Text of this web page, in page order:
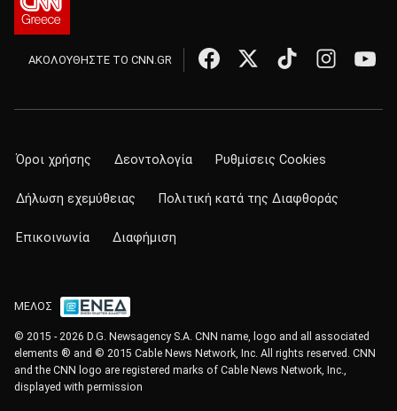
ΑΚΟΛΟΥΘΗΣΤΕ ΤΟ CNN.GR
Όροι χρήσης Δεοντολογία Ρυθμίσεις Cookies
Δήλωση εχεμύθειας Πολιτική κατά της Διαφθοράς
Επικοινωνία Διαφήμιση
ΜΕΛΟΣ
© 2015 - 2026 D.G. Newsagency S.A. CNN name, logo and all associated
elements ® and © 2015 Cable News Network, Inc. All rights reserved. CNN
and the CNN logo are registered marks of Cable News Network, Inc.,
displayed with permission